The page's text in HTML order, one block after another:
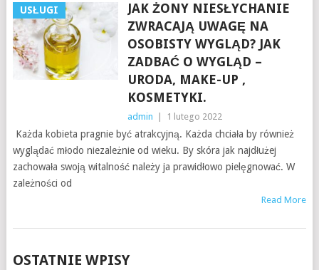
USŁUGI
JAK ŻONY NIESŁYCHANIE
ZWRACAJĄ UWAGĘ NA
OSOBISTY WYGLĄD? JAK
ZADBAĆ O WYGLĄD –
URODA, MAKE-UP ,
KOSMETYKI.
admin 1 lutego 2022
Każda kobieta pragnie być atrakcyjną. Każda chciała by również
wyglądać młodo niezależnie od wieku. By skóra jak najdłużej
zachowała swoją witalność należy ja prawidłowo pielęgnować. W
zależności od
Read More
OSTATNIE WPISY